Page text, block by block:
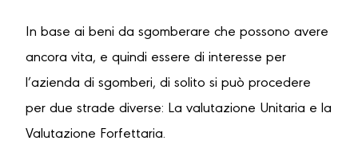
In base ai beni da sgomberare che possono avere
ancora vita, e quindi essere di interesse per
l’azienda di sgomberi, di solito si può procedere
per due strade diverse: La valutazione Unitaria e la
Valutazione Forfettaria.